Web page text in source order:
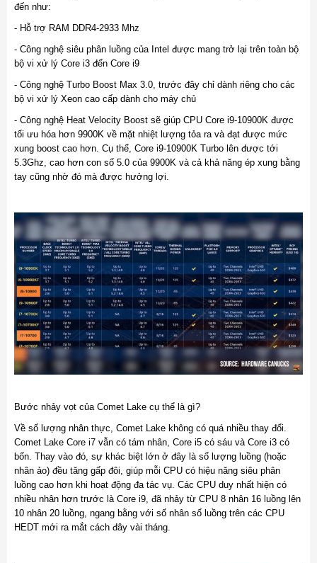
đến như:
- Hỗ trợ RAM DDR4-2933 Mhz
- Công nghệ siêu phân luồng của Intel được mang trở lại trên toàn bộ
bộ vi xử lý Core i3 đến Core i9
- Công nghệ Turbo Boost Max 3.0, trước đây chỉ dành riêng cho các
bộ vi xử lý Xeon cao cấp dành cho máy chủ
- Công nghệ Heat Velocity Boost sẽ giúp CPU Core i9-10900K được
tối ưu hóa hơn 9900K về mặt nhiệt lượng tỏa ra và đạt được mức
xung boost cao hơn. Cụ thể, Core i9-10900K Turbo lên được tới
5.3Ghz, cao hơn con số 5.0 của 9900K và cả khả năng ép xung bằng
tay cũng nhờ đó mà được hưởng lợi.
Bước nhảy vọt của Comet Lake cụ thể là gì?
Về số lượng nhân thực, Comet Lake không có quá nhiều thay đổi.
Comet Lake Core i7 vẫn có tám nhân, Core i5 có sáu và Core i3 có
bốn. Thay vào đó, sự khác biệt lớn ở đây là số lượng luồng (hoặc
nhân ảo) đều tăng gấp đôi, giúp mỗi CPU có hiệu năng siêu phân
luồng cao hơn khi hoạt động đa tác vụ. Các CPU duy nhất hiện có
nhiều nhân hơn trước là Core i9, đã nhảy từ CPU 8 nhân 16 luồng lên
10 nhân 20 luồng, ngang bằng với số nhân số luồng trên các CPU
HEDT mới ra mắt cách đây vài tháng.